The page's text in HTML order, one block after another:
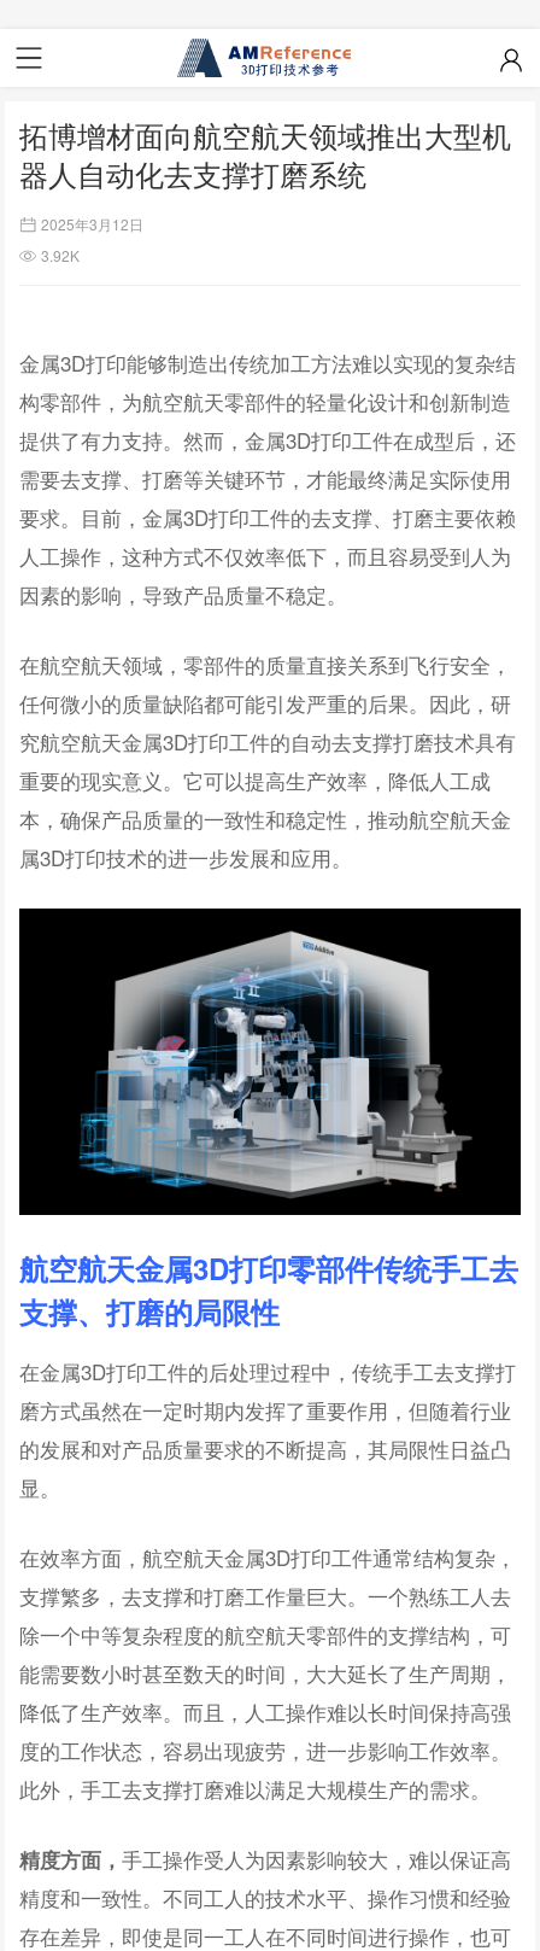
拓博增材面向航空航天领域推出大型机
器人自动化去支撑打磨系统
2025年3月12日
3.92K
金属3D打印能够制造出传统加工方法难以实现的复杂结
构零部件，为航空航天零部件的轻量化设计和创新制造
提供了有力支持。然而，金属3D打印工件在成型后，还
需要去支撑、打磨等关键环节，才能最终满足实际使用
要求。目前，金属3D打印工件的去支撑、打磨主要依赖
人工操作，这种方式不仅效率低下，而且容易受到人为
因素的影响，导致产品质量不稳定。
在航空航天领域，零部件的质量直接关系到飞行安全，
任何微小的质量缺陷都可能引发严重的后果。因此，研
究航空航天金属3D打印工件的自动去支撑打磨技术具有
重要的现实意义。它可以提高生产效率，降低人工成
本，确保产品质量的一致性和稳定性，推动航空航天金
属3D打印技术的进一步发展和应用。
航空航天金属3D打印零部件传统手工去
支撑、打磨的局限性
在金属3D打印工件的后处理过程中，传统手工去支撑打
磨方式虽然在一定时期内发挥了重要作用，但随着行业
的发展和对产品质量要求的不断提高，其局限性日益凸
显。
在效率方面，航空航天金属3D打印工件通常结构复杂，
支撑繁多，去支撑和打磨工作量巨大。一个熟练工人去
除一个中等复杂程度的航空航天零部件的支撑结构，可
能需要数小时甚至数天的时间，大大延长了生产周期，
降低了生产效率。而且，人工操作难以长时间保持高强
度的工作状态，容易出现疲劳，进一步影响工作效率。
此外，手工去支撑打磨难以满足大规模生产的需求。
精度方面，手工操作受人为因素影响较大，难以保证高
精度和一致性。不同工人的技术水平、操作习惯和经验
存在差异，即使是同一工人在不同时间进行操作，也可